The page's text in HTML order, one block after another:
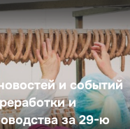
и событий
и
за 29-ю